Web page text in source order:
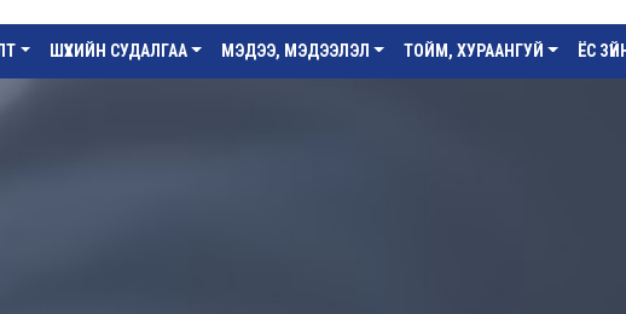
ШҮҮХИЙН СУДАЛГАА МЭДЭЭ, МЭДЭЭЛЭЛ ТОЙМ, ХУРААНГУЙ ЁС